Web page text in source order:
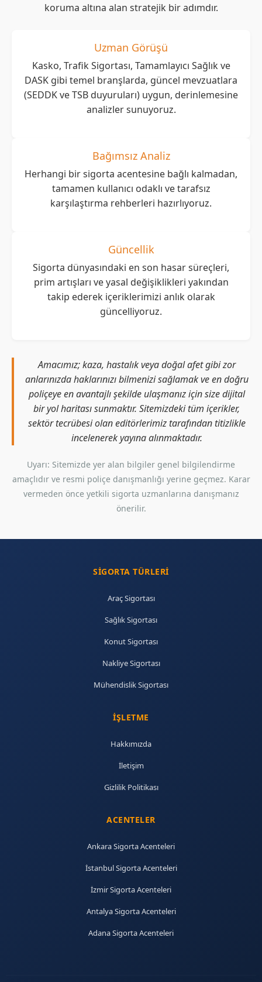
koruma altına alan stratejik bir adımdır.
Uzman Görüşü
Kasko, Trafik Sigortası, Tamamlayıcı Sağlık ve
DASK gibi temel branşlarda, güncel mevzuatlara
(SEDDK ve TSB duyuruları) uygun, derinlemesine
analizler sunuyoruz.
Bağımsız Analiz
Herhangi bir sigorta acentesine bağlı kalmadan,
tamamen kullanıcı odaklı ve tarafsız
karşılaştırma rehberleri hazırlıyoruz.
Güncellik
Sigorta dünyasındaki en son hasar süreçleri,
prim artışları ve yasal değişiklikleri yakından
takip ederek içeriklerimizi anlık olarak
güncelliyoruz.
Amacımız; kaza, hastalık veya doğal afet gibi zor
anlarınızda haklarınızı bilmenizi sağlamak ve en doğru
poliçeye en avantajlı şekilde ulaşmanız için size dijital
bir yol haritası sunmaktır. Sitemizdeki tüm içerikler,
sektör tecrübesi olan editörlerimiz tarafından titizlikle
incelenerek yayına alınmaktadır.
Uyarı: Sitemizde yer alan bilgiler genel bilgilendirme
amaçlıdır ve resmi poliçe danışmanlığı yerine geçmez. Karar
vermeden önce yetkili sigorta uzmanlarına danışmanız
önerilir.
SIGORTA TÜRLERI
Araç Sigortası
Sağlık Sigortası
Konut Sigortası
Nakliye Sigortası
Mühendislik Sigortası
İŞLETME
Hakkımızda
İletişim
Gizlilik Politikası
ACENTELER
Ankara Sigorta Acenteleri
İstanbul Sigorta Acenteleri
İzmir Sigorta Acenteleri
Antalya Sigorta Acenteleri
Adana Sigorta Acenteleri